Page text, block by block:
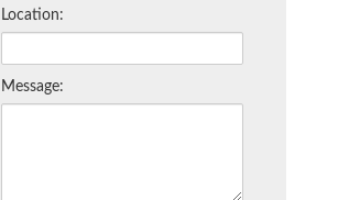
Location:
Message: